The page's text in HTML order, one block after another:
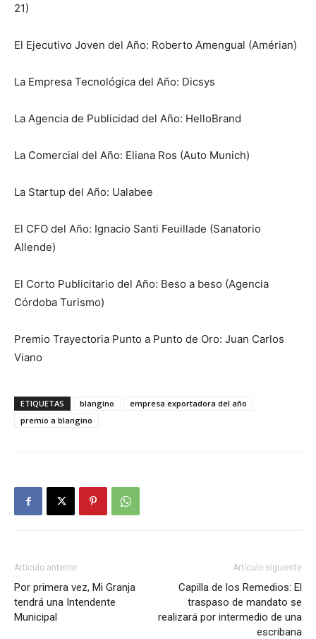
21)
El Ejecutivo Joven del Año: Roberto Amengual (Amérian)
La Empresa Tecnológica del Año: Dicsys
La Agencia de Publicidad del Año: HelloBrand
La Comercial del Año: Eliana Ros (Auto Munich)
La Startup del Año: Ualabee
El CFO del Año: Ignacio Santi Feuillade (Sanatorio
Allende)
El Corto Publicitario del Año: Beso a beso (Agencia
Córdoba Turismo)
Premio Trayectoria Punto a Punto de Oro: Juan Carlos
Viano
ETIQUETAS blangino
empresa exportadora del año
premio a blangino
Artículo anterior
Por primera vez, Mi Granja
tendrá una Intendente
Municipal
Artículo siguiente
Capilla de los Remedios: El
traspaso de mandato se
realizará por intermedio de una
escribana